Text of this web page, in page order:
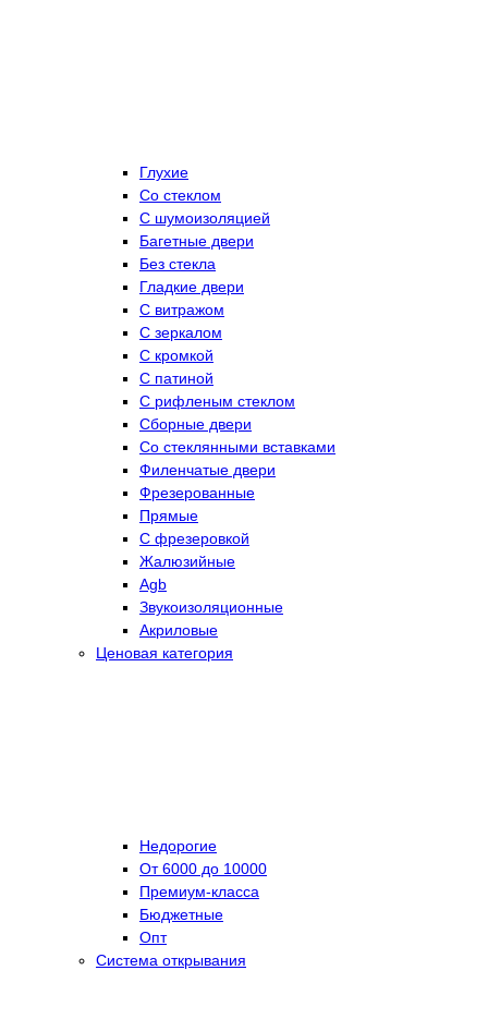
Глухие
Со стеклом
C шумоизоляцией
Багетные двери
Без стекла
Гладкие двери
С витражом
С зеркалом
С кромкой
С патиной
С рифленым стеклом
Сборные двери
Со стеклянными вставками
Филенчатые двери
Фрезерованные
Прямые
С фрезеровкой
Жалюзийные
Agb
Звукоизоляционные
Акриловые
Ценовая категория
Недорогие
От 6000 до 10000
Премиум-класса
Бюджетные
Опт
Система открывания